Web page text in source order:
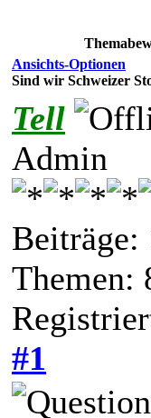
Ansichts-Optionen
Sind wir Schweizer
Tell
Admin
Beiträge:
Themen:
#1